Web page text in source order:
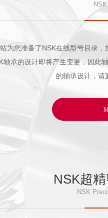
为您准备了NSK在线型号目录
轴承的设计即将产生变更，因此
的轴承设计，请
NSK超
NSK